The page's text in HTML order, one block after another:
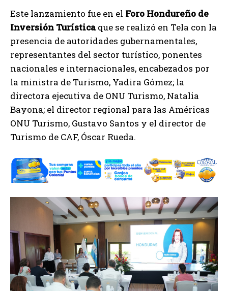
Este lanzamiento fue en el Foro Hondureño de
Inversión Turísticaque se realizó en Tela con la
presencia de autoridades gubernamentales,
representantes del sector turístico, ponentes
nacionales e internacionales, encabezados por
la ministra de Turismo, Yadira Gómez; la
directora ejecutiva de ONU Turismo, Natalia
Bayona; el director regional para las Américas
ONU Turismo, Gustavo Santos y el director de
Turismo de CAF, Óscar Rueda.